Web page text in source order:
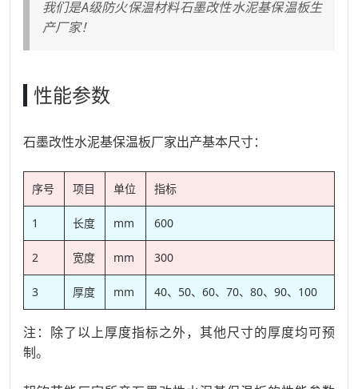
我们是A级防火保温材料石墨改性水泥基保温板生
产厂家！
性能参数
石墨改性水泥基保温板厂家出产基本尺寸：
序号 项目 单位 指标
1 长度 mm 600
2 宽度 mm 300
3 厚度 mm 40、50、60、70、80、90、100
注：除了以上厚度指标之外，其他尺寸的厚度均可预
制。